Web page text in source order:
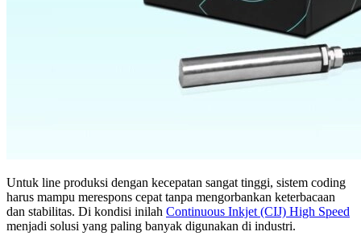
Untuk line produksi dengan kecepatan sangat tinggi, sistem coding
harus mampu merespons cepat tanpa mengorbankan keterbacaan
dan stabilitas. Di kondisi inilah Continuous Inkjet (CIJ) High Speed
menjadi solusi yang paling banyak digunakan di industri.